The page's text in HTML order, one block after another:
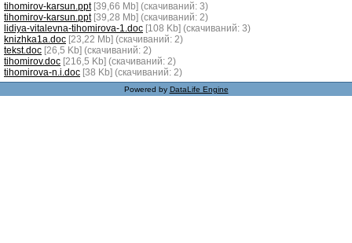
tihomirov-karsun.ppt[39,66 Mb] (cкачиваний: 3)
tihomirov-karsun.ppt[39,28 Mb] (cкачиваний: 2)
lidiya-vitalevna-tihomirova-1.doc [108 Kb] (cкачиваний: 3)
knizhka1a.doc [23,22 Mb] (cкачиваний: 2)
tekst.doc [26,5 Kb] (cкачиваний: 2)
tihomirov.doc [216,5 Kb] (cкачиваний: 2)
tihomirova-n.i.doc [38 Kb] (cкачиваний: 2)
Powered by DataLife Engine